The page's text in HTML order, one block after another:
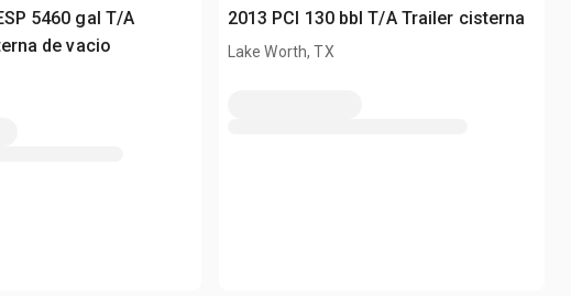
5460 gal T/A
de vacio
2013 PCI 130 bbl T/A Trailer cisterna
Lake Worth, TX